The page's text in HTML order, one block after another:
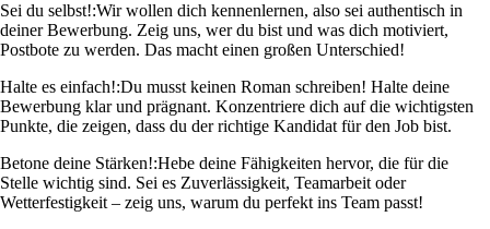
Sei du selbst!:Wir wollen dich kennenlernen, also sei authentisch in
deiner Bewerbung. Zeig uns, wer du bist und was dich motiviert,
Postbote zu werden. Das macht einen großen Unterschied!
Halte es einfach!:Du musst keinen Roman schreiben! Halte deine
Bewerbung klar und prägnant. Konzentriere dich auf die wichtigsten
Punkte, die zeigen, dass du der richtige Kandidat für den Job bist.
Betone deine Stärken!:Hebe deine Fähigkeiten hervor, die für die
Stelle wichtig sind. Sei es Zuverlässigkeit, Teamarbeit oder
Wetterfestigkeit – zeig uns, warum du perfekt ins Team passt!